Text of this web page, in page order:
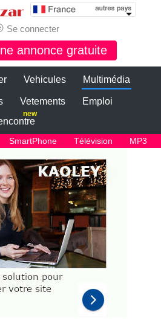
Se connecter
annonce gratuite
Vehicules Multimédia
Vetements
Emploi
new
SmartPhone Télévision MP3